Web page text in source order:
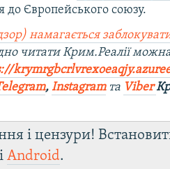
Європейського союзу.
намагається
читати Крим.Реалії
,Instagramта Viber
і цензури!
іAndroid.